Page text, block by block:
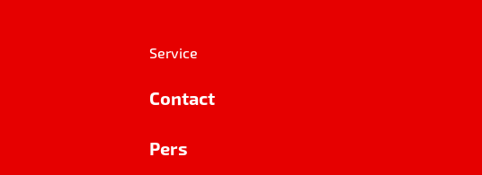
Service
Contact
Pers